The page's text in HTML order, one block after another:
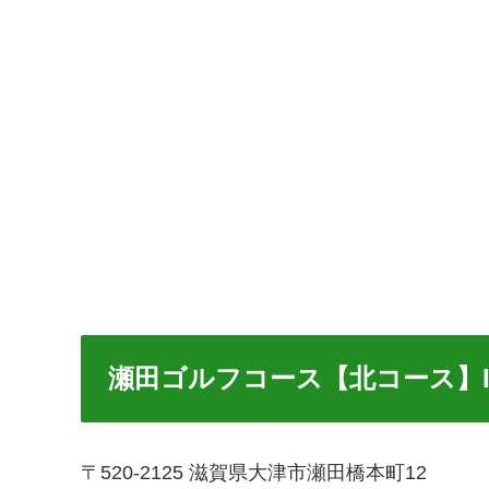
瀬田ゴルフコース【北コース
〒520-2125 滋賀県大津市瀬田橋本町12